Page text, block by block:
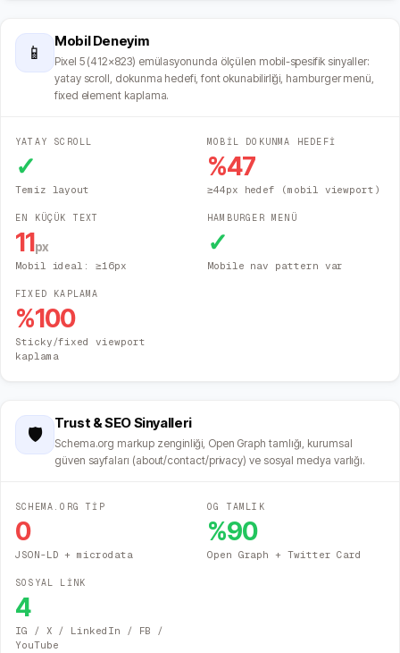
📱
Mobil Deneyim
Pixel 5 (412×823) emülasyonunda ölçülen mobil-spesifik sinyaller:
yatay scroll, dokunma hedefi, font okunabilirliği, hamburger menü,
fixed element kaplama.
YATAY SCROLL
✓
Temiz layout
MOBİL DOKUNMA HEDEFİ
%47
≥44px hedef (mobil viewport)
EN KÜÇÜK TEXT
11px
Mobil ideal: ≥16px
HAMBURGER MENÜ
✓
Mobile nav pattern var
FIXED KAPLAMA
%100
Sticky/fixed viewport
kaplama
🛡️
Trust & SEO Sinyalleri
Schema.org markup zenginliği, Open Graph tamlığı, kurumsal
güven sayfaları (about/contact/privacy) ve sosyal medya varlığı.
SCHEMA.ORG TİP
0
JSON-LD + microdata
OG TAMLIK
%90
Open Graph + Twitter Card
SOSYAL LİNK
4
IG / X / LinkedIn / FB /
YouTube